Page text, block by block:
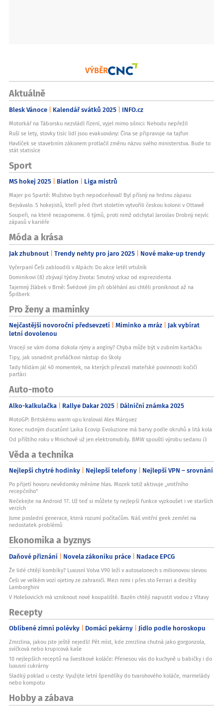
VÝBĚR
Aktuálně
Blesk Vánoce Kalendář svátků 2025 INFO.cz
Motorkář na Táborsku nezvládl řízení, vyjel mimo silnici: Nehodu nepřežil
Ruší se lety, stovky tisíc lidí jsou evakuovány: Čína se připravuje na tajfun
Havlíček se stavebním zákonem protlačil změnu názvu svého ministerstva. Bude to
stát statisíce
Sport
MS hokej 2025 Biatlon Liga mistrů
Majer po Spartě: Mužstvo bych nepodceňoval! Byl přísný na hrdinu zápasu
Bejvávalo. 5 hokejistů, kteří před čtvrt stoletím vytvořili českou kolonii v Ottawě
Soupeři, na které nezapomene. 6 týmů, proti nimž odchytal Jaroslav Drobný nejvíc
zápasů v kariéře
Móda a krása
Jak zhubnout Trendy nehty pro jaro 2025 Nové make-up trendy
Vyčerpaní Češi zabloudili v Alpách: Do akce letěl vrtulník
Dominikovi (8) zbývají týdny života: Smutný vzkaz od exprezidenta
Tajemný žlábek v Brně: Švédové jím při obléhání asi chtěli proniknout až na
Špilberk
Pro ženy a maminky
Nejčastější novoroční předsevzetí Miminko a mráz Jak vybírat
letní dovolenou
Vracejí se vám doma dokola rýmy a angíny? Chyba může být v zubním kartáčku
Tipy, jak usnadnit prvňáčkovi nástup do školy
Tady hlídám já! 40 momentek, na kterých převzali mateřské povinnosti kočičí
parťáci
Auto-moto
Alko-kalkulačka Rallye Dakar 2025 Dálniční známka 2025
MotoGP: Britskému warm upu kraloval Alex Márquez
Konec nudným ducatům! Laika Ecovip Evoluzione má barvy podle okruhů a litá kola
Od příštího roku v Mnichově už jen elektromobily. BMW spouští výrobu sedanu i3
Věda a technika
Nejlepší chytré hodinky Nejlepší telefony Nejlepší VPN – srovnání
Po přijetí hovoru nevědomky měníme hlas. Mozek totiž aktivuje „vnitřního
recepčního“
Nečekejte na Android 17. Už teď si můžete ty nejlepší funkce vyzkoušet i ve starších
verzích
Jsme poslední generace, která rozumí počítačům. Náš vnitřní geek zemřel na
nedostatek problémů
Ekonomika a byznys
Daňové přiznání Novela zákoníku práce Nadace EPCG
Že lidé chtějí kombíky? Luxusní Volva V90 leží v autosalonech s milionovou slevou
Češi ve velkém vozí ojetiny ze zahraničí. Mezi nimi i přes sto Ferrari a desítky
Lamborghini
V Holešovicích má vzniknout nové koupaliště. Bazén chtějí napustit vodou z Vltavy
Recepty
Oblíbené zimní polévky Domácí pekárny Jídlo podle horoskopu
Zmrzlina, jakou jste ještě nejedli! Pět míst, kde zmrzlina chutná jako gorgonzola,
svíčková nebo krupicová kaše
10 nejlepších receptů na švestkové koláče: Přenesou vás do kuchyně u babičky i do
luxusní cukrárny
Sladký poklad u cesty: Využijte letní špendlíky do tvarohového koláče, marmelády
nebo kompotu
Hobby a zábava